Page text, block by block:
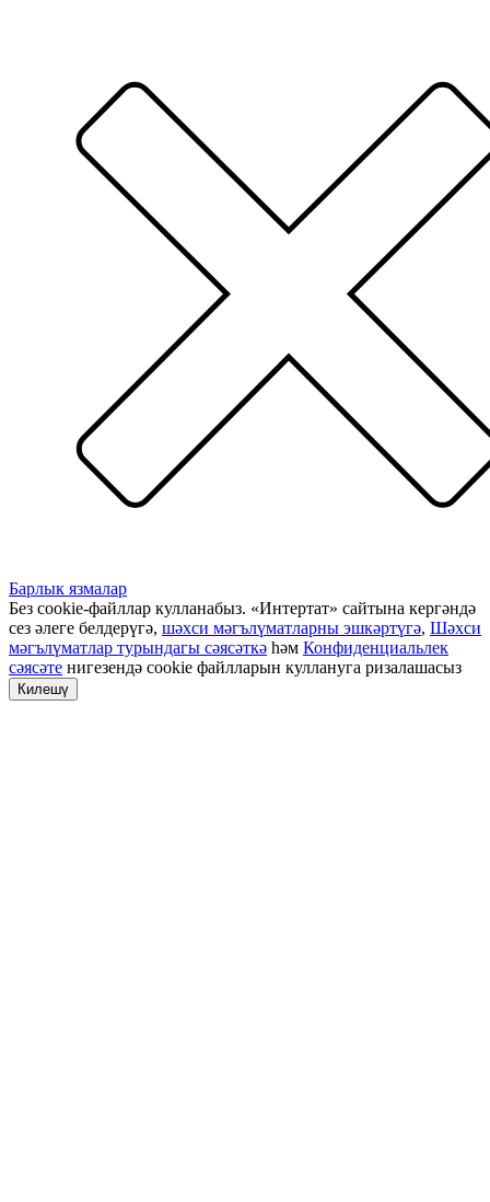
Барлык язмалар
Без cookie-файллар кулланабыз. «Интертат» сайтына кергәндә
сез әлеге белдерүгә, шәхси мәгълүматларны эшкәртүгә, Шәхси
мәгълүматлар турындагы сәясәткә һәм Конфиденциальлек
сәясәте нигезендә cookie файлларын куллануга ризалашасыз
Килешү